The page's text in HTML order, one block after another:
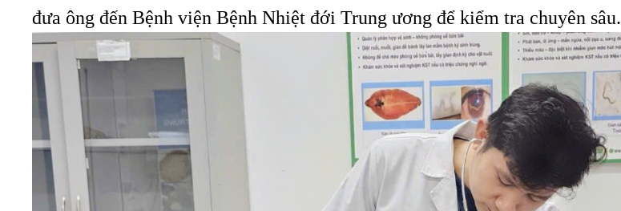
đưa ông đến Bệnh viện Bệnh Nhiệt đới Trung ương để kiểm tra chuyên sâu.